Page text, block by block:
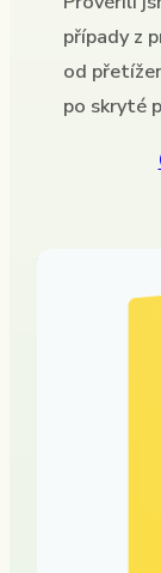
případy z
od
po skryté